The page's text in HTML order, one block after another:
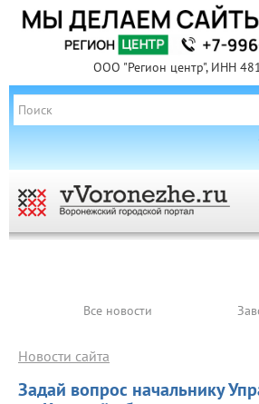
ООО "Регион центр", ИНН
Все новости
Задай вопрос начальнику
Новости сайта